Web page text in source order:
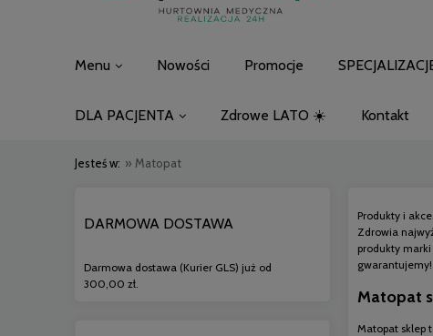
Menu Nowości Promocje
DLA PACJENTA Zdrowe LATO ☀️ Kontakt
Jesteś w: » Matopat
DARMOWA DOSTAWA
Darmowa dostawa (Kurier GLS) już od
300,00 zł.
Produkty i
Zdrowia
produkty
gwarantujemy!
Matopat
Matopat sklep